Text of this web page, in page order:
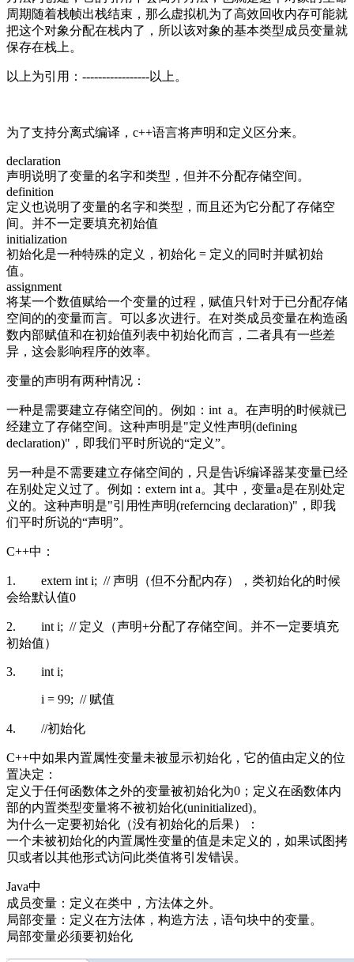
周期随着栈帧出栈结束，那么虚拟机为了高效回收内存可能就
把这个对象分配在栈内了，所以该对象的基本类型成员变量就
保存在栈上。
以上为引用：-----------------以上。
为了支持分离式编译，c++语言将声明和定义区分来。
declaration
声明说明了变量的名字和类型，但并不分配存储空间。
definition
定义也说明了变量的名字和类型，而且还为它分配了存储空
间。并不一定要填充初始值
initialization
初始化是一种特殊的定义，初始化 = 定义的同时并赋初始
值。
assignment
将某一个数值赋给一个变量的过程，赋值只针对于已分配存储
空间的的变量而言。可以多次进行。在对类成员变量在构造函
数内部赋值和在初始值列表中初始化而言，二者具有一些差
异，这会影响程序的效率。
变量的声明有两种情况：
一种是需要建立存储空间的。例如：int a。在声明的时候就已
经建立了存储空间。这种声明是"定义性声明(defining
declaration)"，即我们平时所说的“定义”。
另一种是不需要建立存储空间的，只是告诉编译器某变量已经
在别处定义过了。例如：extern int a。其中，变量a是在别处定
义的。这种声明是"引用性声明(referncing declaration)"，即我
们平时所说的“声明”。
C++中：
1. extern int i; // 声明（但不分配内存），类初始化的时候
会给默认值0
2. int i; // 定义（声明+分配了存储空间。并不一定要填充
初始值）
3. int i;
i = 99; // 赋值
4. //初始化
C++中如果内置属性变量未被显示初始化，它的值由定义的位
置决定：
定义于任何函数体之外的变量被初始化为0；定义在函数体内
部的内置类型变量将不被初始化(uninitialized)。
为什么一定要初始化（没有初始化的后果）：
一个未被初始化的内置属性变量的值是未定义的，如果试图拷
贝或者以其他形式访问此类值将引发错误。
Java中
成员变量：定义在类中，方法体之外。
局部变量：定义在方法体，构造方法，语句块中的变量。
局部变量必须要初始化